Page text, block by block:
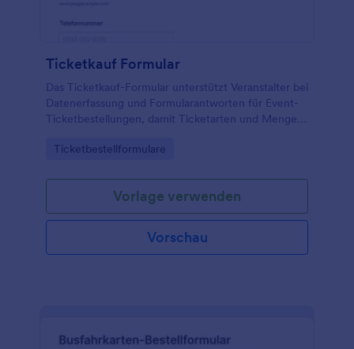
Ticketkauf Formular
Das Ticketkauf-Formular unterstützt Veranstalter bei
Datenerfassung und Formularantworten für Event-
Ticketbestellungen, damit Ticketarten und Mengen
Bestellungen in Jotform sauber verwaltet werden.
Go to Category:
Ticketbestellformulare
Vorlage verwenden
Vorschau